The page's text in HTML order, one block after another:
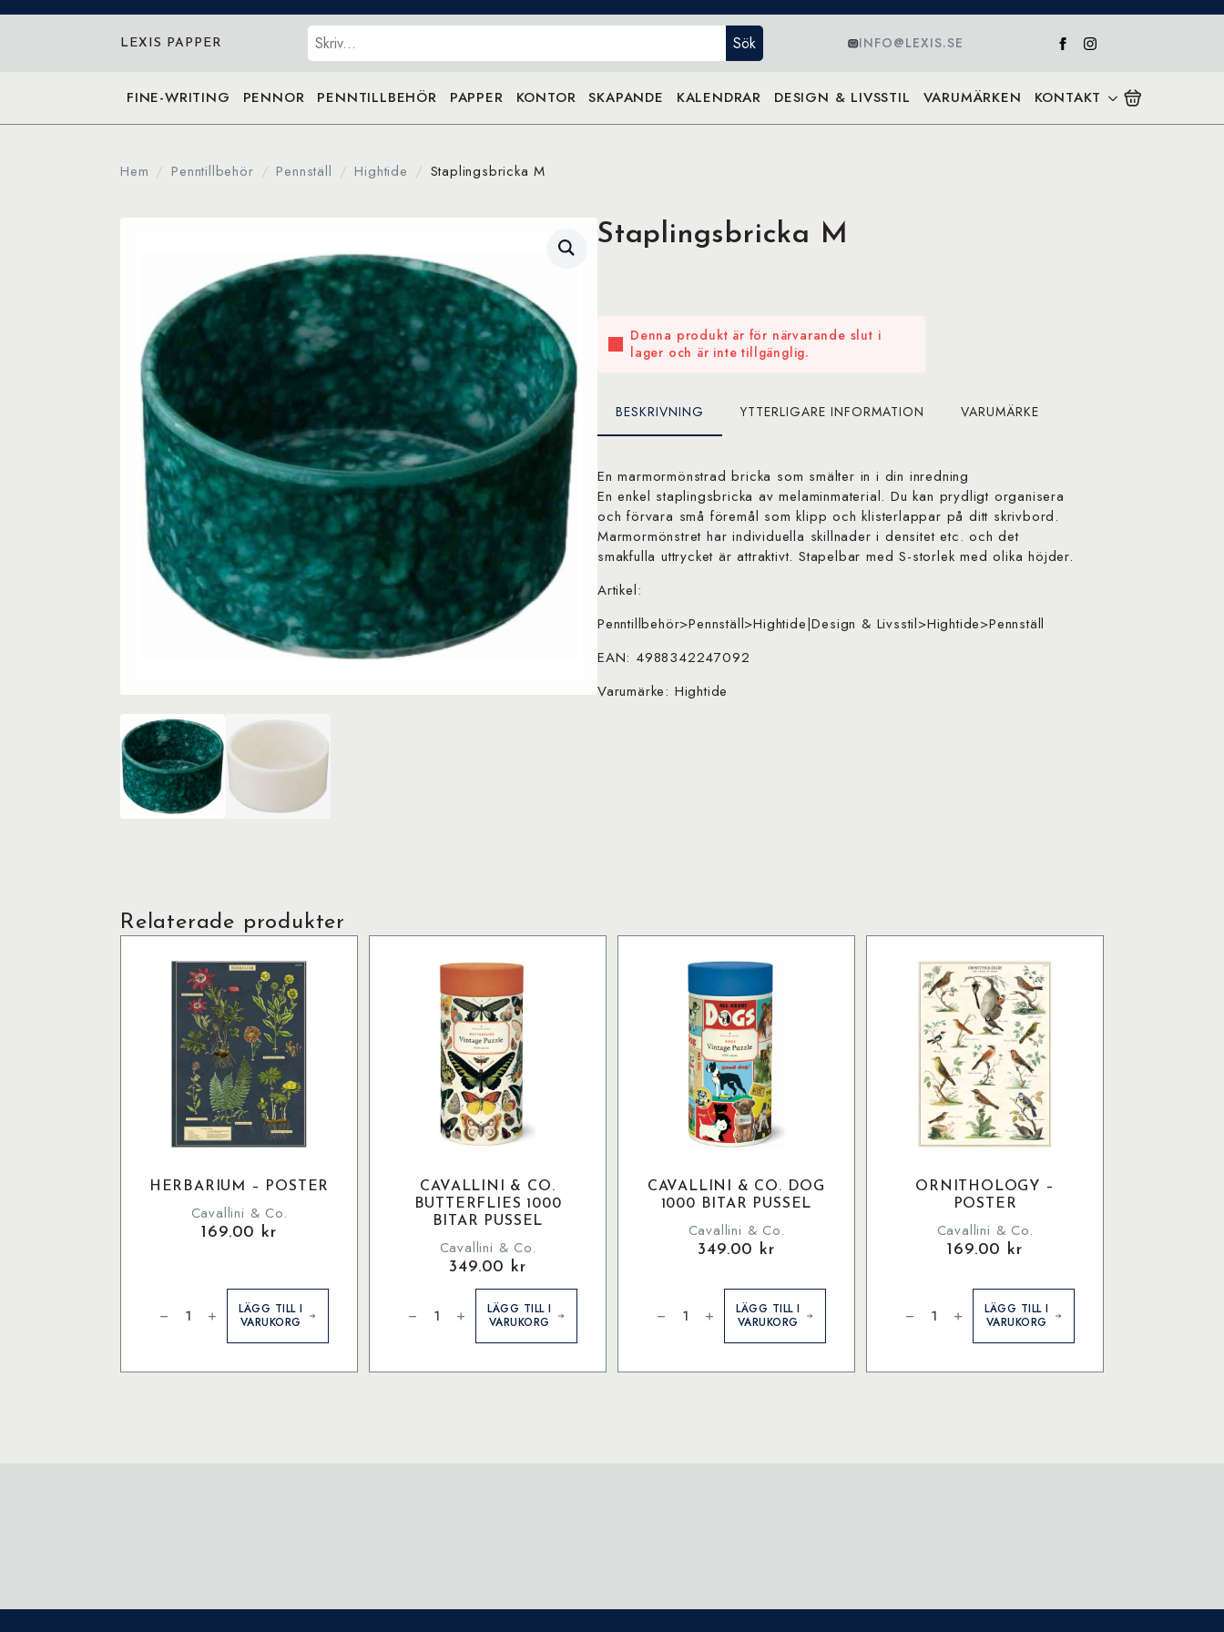
LEXIS PAPPER Sök Sök INFO@LEXIS.SE
FINE-WRITING PENNOR PENNTILLBEHÖR PAPPER KONTOR SKAPANDE KALENDRAR DESIGN & LIVSSTIL VARUMÄRKEN KONTAKT
Hem Penntillbehör Pennställ Hightide Staplingsbricka M
Staplingsbricka M
Denna produkt är för närvarande slut i
lager och är inte tillgänglig.
BESKRIVNING YTTERLIGARE INFORMATION VARUMÄRKE
En marmormönstrad bricka som smälter in i din inredning
En enkel staplingsbricka av melaminmaterial. Du kan prydligt organisera
och förvara små föremål som klipp och klisterlappar på ditt skrivbord.
Marmormönstret har individuella skillnader i densitet etc. och det
smakfulla uttrycket är attraktivt. Stapelbar med S-storlek med olika höjder.
Artikel:
Penntillbehör>Pennställ>Hightide|Design & Livsstil>Hightide>Pennställ
EAN: 4988342247092
Varumärke: Hightide
Relaterade produkter
HERBARIUM – POSTER
Cavallini & Co.
169.00 kr
Poster
LÄGG TILL I
VARUKORG
CAVALLINI & CO.
BUTTERFLIES 1000
BITAR PUSSEL
Cavallini & Co.
349.00 kr
Co.
pussel
LÄGG TILL I
VARUKORG
CAVALLINI & CO. DOG
1000 BITAR PUSSEL
Cavallini & Co.
349.00 kr
Co.
pussel
LÄGG TILL I
VARUKORG
ORNITHOLOGY –
POSTER
Cavallini & Co.
169.00 kr
Poster
LÄGG TILL I
VARUKORG